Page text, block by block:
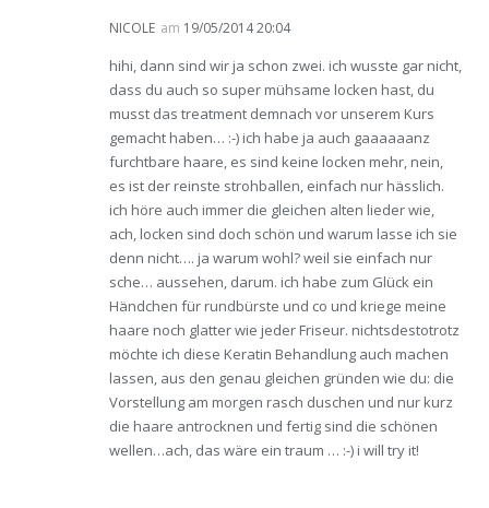
NICOLE am 19/05/2014 20:04
hihi, dann sind wir ja schon zwei. ich wusste gar nicht,
dass du auch so super mühsame locken hast, du
musst das treatment demnach vor unserem Kurs
gemacht haben… :-) ich habe ja auch gaaaaaanz
furchtbare haare, es sind keine locken mehr, nein,
es ist der reinste strohballen, einfach nur hässlich.
ich höre auch immer die gleichen alten lieder wie,
ach, locken sind doch schön und warum lasse ich sie
denn nicht…. ja warum wohl? weil sie einfach nur
sche… aussehen, darum. ich habe zum Glück ein
Händchen für rundbürste und co und kriege meine
haare noch glatter wie jeder Friseur. nichtsdestotrotz
möchte ich diese Keratin Behandlung auch machen
lassen, aus den genau gleichen gründen wie du: die
Vorstellung am morgen rasch duschen und nur kurz
die haare antrocknen und fertig sind die schönen
wellen…ach, das wäre ein traum … :-) i will try it!